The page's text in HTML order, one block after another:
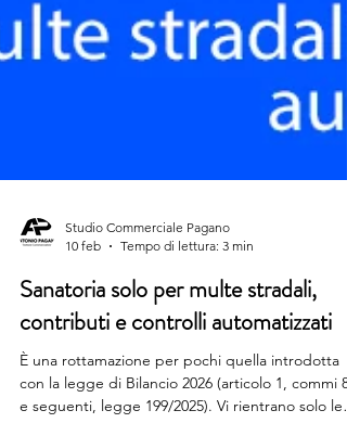
Studio Commerciale Pagano
10 feb
Tempo di lettura: 3 min
Sanatoria solo per multe stradali,
contributi e controlli automatizzati
È una rottamazione per pochi quella introdotta